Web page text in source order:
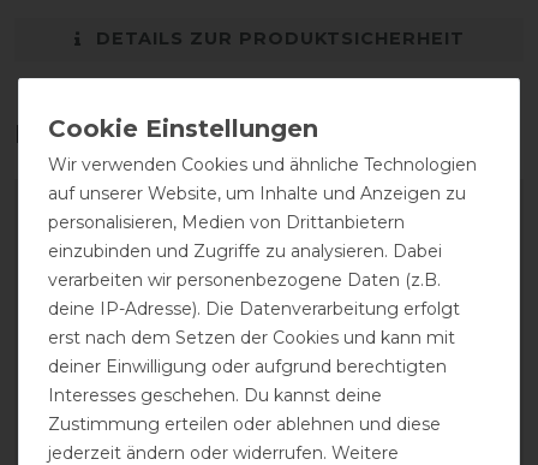
DETAILS ZUR PRODUKTSICHERHEIT
Das perfekte Zubehör für dich
Cavallo ATB One
Cavallo CAVALLINUS
Wir verwenden Cookies und ähnliche Technologien
auf unserer Website, um Inhalte und Anzeigen zu
personalisieren, Medien von Drittanbietern
einzubinden und Zugriffe zu analysieren. Dabei
verarbeiten wir personenbezogene Daten (z.B.
deine IP-Adresse). Die Datenverarbeitung erfolgt
erst nach dem Setzen der Cookies und kann mit
deiner Einwilligung oder aufgrund berechtigten
Interesses geschehen. Du kannst deine
Zustimmung erteilen oder ablehnen und diese
jederzeit ändern oder widerrufen. Weitere